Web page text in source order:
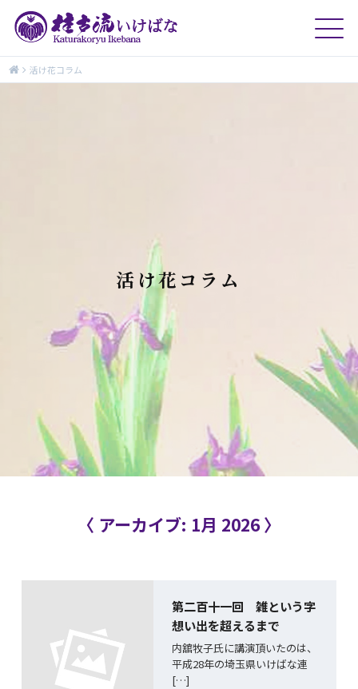
活け花コラム
活け花コラム
〈 アーカイブ: 1月 2026 〉
第二百十一回 雑という字
想い出を超えるまで
内舘牧子氏に講演頂いたのは、
平成28年の埼玉県いけばな連
[…]